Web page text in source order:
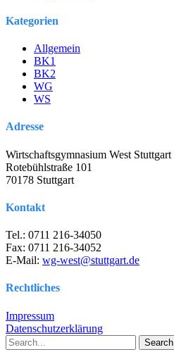
Kategorien
Allgemein
BK1
BK2
WG
WS
Adresse
Wirtschaftsgymnasium West Stuttgart
Rotebühlstraße 101
70178 Stuttgart
Kontakt
Tel.: 0711 216-34050
Fax: 0711 216-34052
E-Mail: wg-west@stuttgart.de
Rechtliches
Impressum
Datenschutzerklärung
Search